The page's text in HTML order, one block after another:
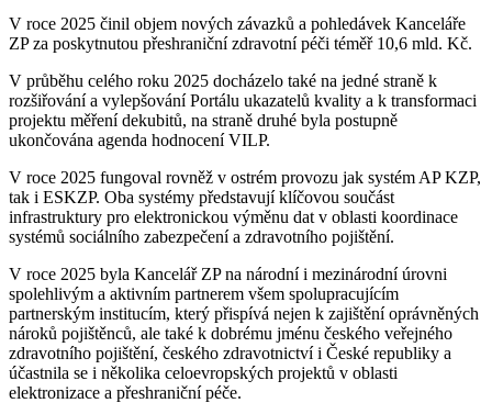
V roce 2025 činil objem nových závazků a pohledávek Kanceláře
ZP za poskytnutou přeshraniční zdravotní péči téměř 10,6 mld. Kč.
V průběhu celého roku 2025 docházelo také na jedné straně k
rozšiřování a vylepšování Portálu ukazatelů kvality a k transformaci
projektu měření dekubitů, na straně druhé byla postupně
ukončována agenda hodnocení VILP.
V roce 2025 fungoval rovněž v ostrém provozu jak systém AP KZP,
tak i ESKZP. Oba systémy představují klíčovou součást
infrastruktury pro elektronickou výměnu dat v oblasti koordinace
systémů sociálního zabezpečení a zdravotního pojištění.
V roce 2025 byla Kancelář ZP na národní i mezinárodní úrovni
spolehlivým a aktivním partnerem všem spolupracujícím
partnerským institucím, který přispívá nejen k zajištění oprávněných
nároků pojištěnců, ale také k dobrému jménu českého veřejného
zdravotního pojištění, českého zdravotnictví i České republiky a
účastnila se i několika celoevropských projektů v oblasti
elektronizace a přeshraniční péče.